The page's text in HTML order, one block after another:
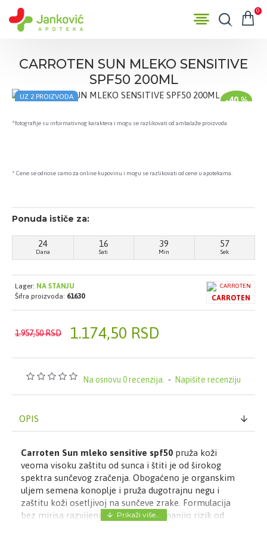
0
CARROTEN SUN MLEKO SENSITIVE
SPF50 200ML
UZ 2 PROIZVODA
POKLON CEGER
-40 %
*fotografije su informativnog karaktera i mogu se razlikovati od ambalaže proizvoda
* Cene se odnose samo za online kupovinu i mogu se razlikovati od cene u apotekama.
Na osnovu 0 recenzija. - Napišite recenziju
Ponuda ističe za:
24
Dana
16
Sati
39
Min
56
Sek
1.174,50 RSD
1.957,50 RSD
Lager: NA STANJU
Šifra proizvoda: 61630 CARROTEN
OPIS
Carroten Sun mleko sensitive spf50 pruža koži
veoma visoku zaštitu od sunca i štiti je od širokog
spektra sunčevog zračenja. Obogaćeno je organskim
uljem semena konoplje i pruža dugotrajnu negu i
zaštitu koži osetljivoj na sunčeve zrake. Formulacija
bez mirisa razvijena je kako bi se smanjio rizik od